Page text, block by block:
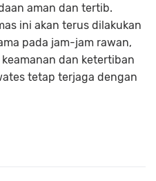
aman dan tertib.
ini akan terus dilakukan
pada jam-jam rawan,
dan ketertiban
tetap terjaga dengan